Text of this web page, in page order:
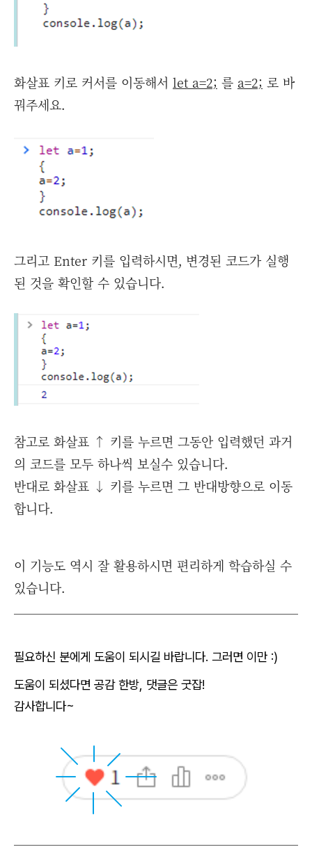
화살표 키로 커서를 이동해서 let a=2; 를 a=2; 로 바
꿔주세요.
그리고 Enter 키를 입력하시면, 변경된 코드가 실행
된 것을 확인할 수 있습니다.
참고로 화살표 ↑ 키를 누르면 그동안 입력했던 과거
의 코드를 모두 하나씩 보실수 있습니다.
반대로 화살표 ↓ 키를 누르면 그 반대방향으로 이동
합니다.
이 기능도 역시 잘 활용하시면 편리하게 학습하실 수
있습니다.
필요하신 분에게 도움이 되시길 바랍니다. 그러면 이만 :)
도움이 되셨다면 공감 한방, 댓글은 굿잡!
감사합니다~